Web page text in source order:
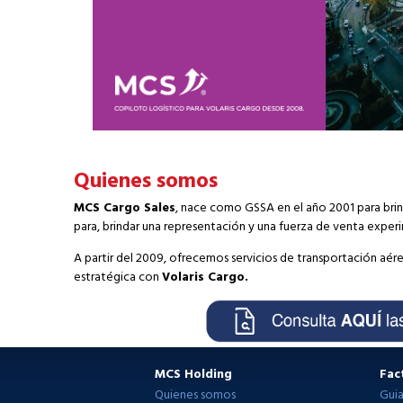
Quienes somos
MCS Cargo Sales, nace como GSSA en el año 2001 para
para, brindar una representación y una fuerza de venta
A partir del 2009, ofrecemos servicios de transportación
estratégica conVolaris Cargo.
MCS Holding
Quienes somos